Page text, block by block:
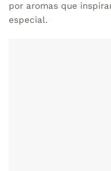
por aromas que
especial.